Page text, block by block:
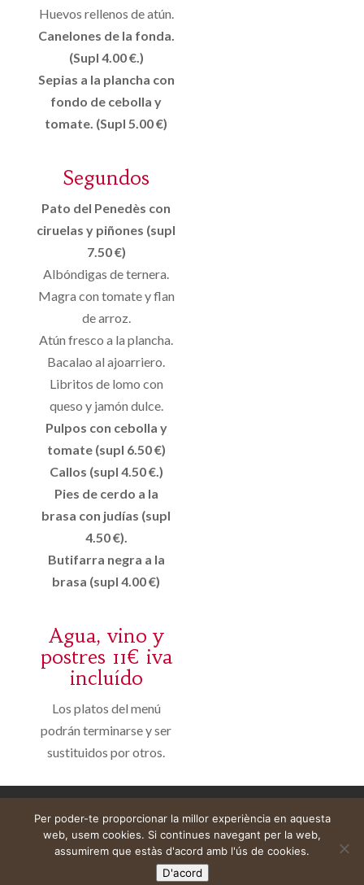
Huevos rellenos de atún.
Canelones de la fonda.
(Supl 4.00 €.)
Sepias a la plancha con
fondo de cebolla y
tomate. (Supl 5.00 €)
Segundos
Pato del Penedès con
ciruelas y piñones (supl
7.50 €)
Albóndigas de ternera.
Magra con tomate y flan
de arroz.
Atún fresco a la plancha.
Bacalao al ajoarriero.
Libritos de lomo con
queso y jamón dulce.
Pulpos con cebolla y
tomate (supl 6.50 €)
Callos (supl 4.50 €.)
Pies de cerdo a la
brasa con judías (supl
4.50 €).
Butifarra negra a la
brasa (supl 4.00 €)
Agua, vino y
postres 11€ iva
incluído
Los platos del menú
podrán terminarse y ser
sustituidos por otros.
Web construïda perDeMomentSomTres
Per poder-te proporcionar la millor experiència en aquesta
web, usem cookies. Si continues navegant per la web,
assumirem que estàs d'acord amb l'ús de cookies.
D'acord